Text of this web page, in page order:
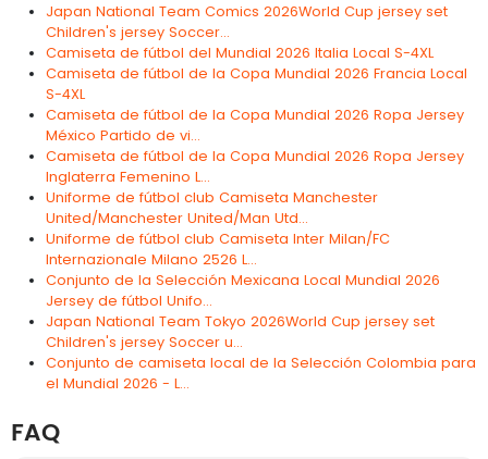
Japan National Team Comics 2026World Cup jersey set
Children's jersey Soccer...
Camiseta de fútbol del Mundial 2026 Italia Local S-4XL
Camiseta de fútbol de la Copa Mundial 2026 Francia Local
S-4XL
Camiseta de fútbol de la Copa Mundial 2026 Ropa Jersey
México Partido de vi...
Camiseta de fútbol de la Copa Mundial 2026 Ropa Jersey
Inglaterra Femenino L...
Uniforme de fútbol club Camiseta Manchester
United/Manchester United/Man Utd...
Uniforme de fútbol club Camiseta Inter Milan/FC
Internazionale Milano 2526 L...
Conjunto de la Selección Mexicana Local Mundial 2026
Jersey de fútbol Unifo...
Japan National Team Tokyo 2026World Cup jersey set
Children's jersey Soccer u...
Conjunto de camiseta local de la Selección Colombia para
el Mundial 2026 - L...
FAQ